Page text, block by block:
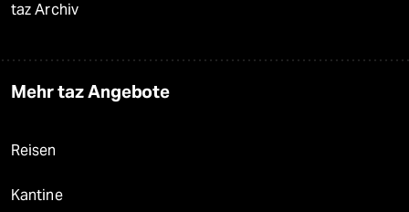
taz Archiv
Mehr taz Angebote
Reisen
Kantine